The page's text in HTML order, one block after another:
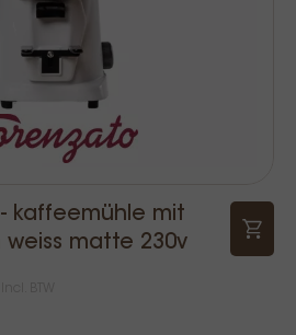
kaffeemühle mit
matte 230v